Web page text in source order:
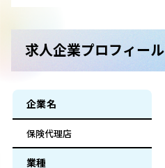
求人企業プロフィール
企業名
保険代理店
業種